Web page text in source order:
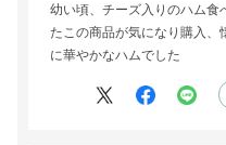
幼い頃、チーズ入りのハム食
たこの商品が気になり購入、
に華やかなハムでした